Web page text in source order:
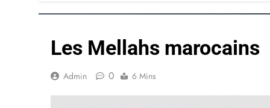
Les Mellahs marocains
Admin 0 6 Mins